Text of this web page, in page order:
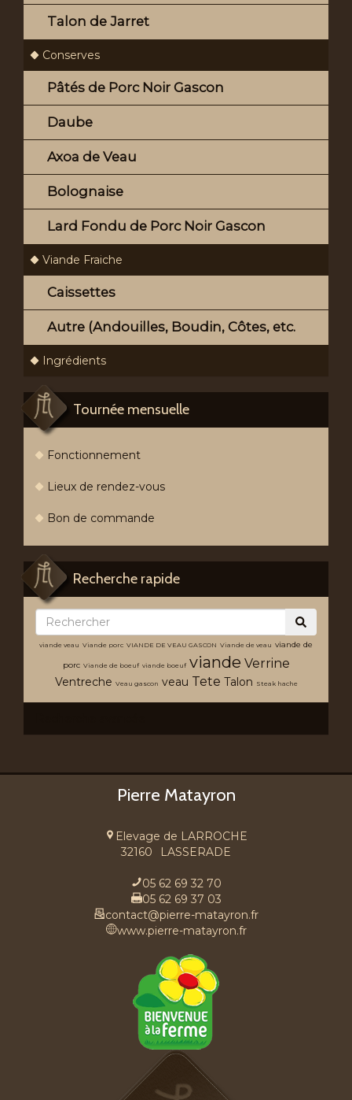
Talon de Jarret
Conserves
Pâtés de Porc Noir Gascon
Daube
Axoa de Veau
Bolognaise
Lard Fondu de Porc Noir Gascon
Viande Fraiche
Caissettes
Autre (Andouilles, Boudin, Côtes, etc.
Ingrédients
Tournée mensuelle
Fonctionnement
Lieux de rendez-vous
Bon de commande
Recherche rapide
viande veau Viande porc VIANDE DE VEAU GASCON Viande de veau viande de
porc Viande de boeuf viande boeuf viande Verrine
Ventreche Veau gascon veau Tete Talon Steak hache
Pierre Matayron
Elevage de LARROCHE
32160
LASSERADE
05 62 69 32 70
05 62 69 37 03
contact@pierre-matayron.fr
www.pierre-matayron.fr